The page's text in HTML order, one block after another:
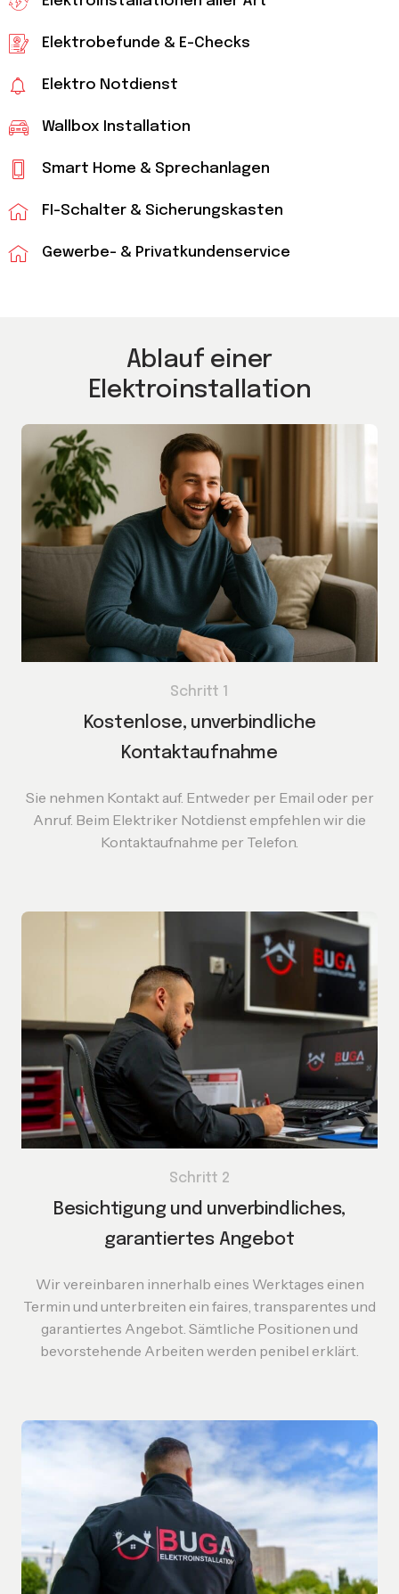
Elektrobefunde & E-Checks
Elektro Notdienst
Wallbox Installation
Smart Home & Sprechanlagen
FI-Schalter & Sicherungskasten
Gewerbe- & Privatkundenservice
Ablauf einer
Elektroinstallation
Schritt 1
Kostenlose, unverbindliche
Kontaktaufnahme
Sie nehmen Kontakt auf. Entweder per Email oder per
Anruf. Beim Elektriker Notdienst empfehlen wir die
Kontaktaufnahme per Telefon.
Schritt 2
Besichtigung und unverbindliches,
garantiertes Angebot
Wir vereinbaren innerhalb eines Werktages einen
Termin und unterbreiten ein faires, transparentes und
garantiertes Angebot. Sämtliche Positionen und
bevorstehende Arbeiten werden penibel erklärt.